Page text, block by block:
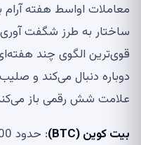
معاملات اواسط هفته آرام
دوباره دنبال می‌کند و
علامت شش رقمی باز
بیت کوین (BTC)